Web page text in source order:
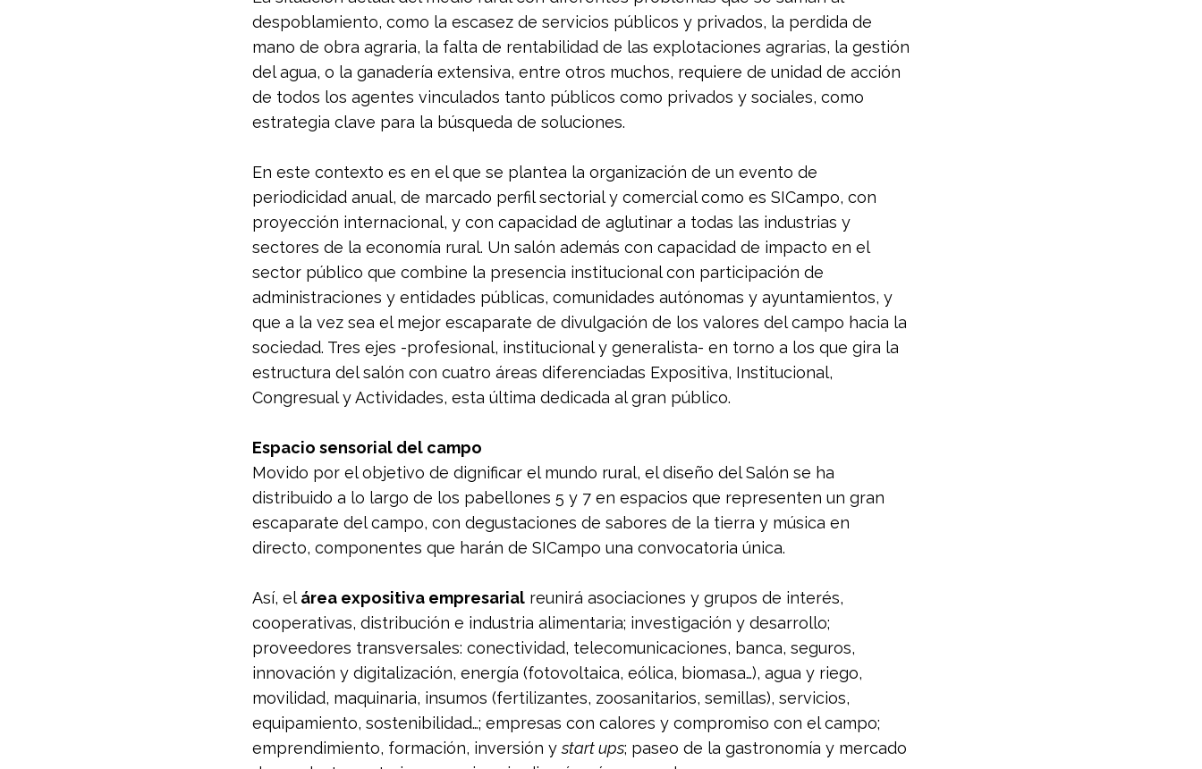
despoblamiento, como la escasez de servicios públicos y privados, la perdida de
mano de obra agraria, la falta de rentabilidad de las explotaciones agrarias, la gestión
del agua, o la ganadería extensiva, entre otros muchos, requiere de unidad de acción
de todos los agentes vinculados tanto públicos como privados y sociales, como
estrategia clave para la búsqueda de soluciones.
En este contexto es en el que se plantea la organización de un evento de
periodicidad anual, de marcado perfil sectorial y comercial como es SICampo, con
proyección internacional, y con capacidad de aglutinar a todas las industrias y
sectores de la economía rural. Un salón además con capacidad de impacto en el
sector público que combine la presencia institucional con participación de
administraciones y entidades públicas, comunidades autónomas y ayuntamientos, y
que a la vez sea el mejor escaparate de divulgación de los valores del campo hacia la
sociedad. Tres ejes -profesional, institucional y generalista- en torno a los que gira la
estructura del salón con cuatro áreas diferenciadas Expositiva, Institucional,
Congresual y Actividades, esta última dedicada al gran público.
Espacio sensorial del campo
Movido por el objetivo de dignificar el mundo rural, el diseño del Salón se ha
distribuido a lo largo de los pabellones 5 y 7 en espacios que representen un gran
escaparate del campo, con degustaciones de sabores de la tierra y música en
directo, componentes que harán de SICampo una convocatoria única.
Así, el área expositiva empresarial reunirá asociaciones y grupos de interés,
cooperativas, distribución e industria alimentaria; investigación y desarrollo;
proveedores transversales: conectividad, telecomunicaciones, banca, seguros,
innovación y digitalización, energía (fotovoltaica, eólica, biomasa…), agua y riego,
movilidad, maquinaria, insumos (fertilizantes, zoosanitarios, semillas), servicios,
equipamiento, sostenibilidad…; empresas con calores y compromiso con el campo;
emprendimiento, formación, inversión y start ups; paseo de la gastronomía y mercado